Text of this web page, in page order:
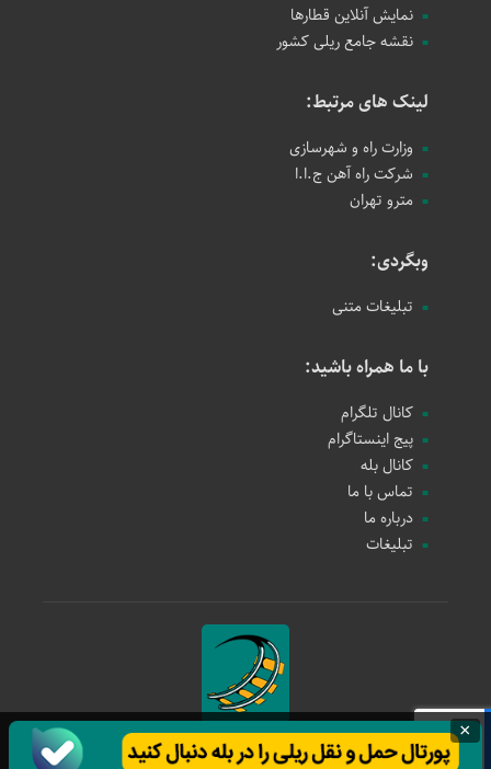
نمایش آنلاین قطارها
نقشه جامع ریلی کشور
لینک های مرتبط:
وزارت راه و شهرسازی
شرکت راه آهن ج.ا.ا
مترو تهران
وبگردی:
تبلیغات متنی
با ما همراه باشید:
کانال تلگرام
پیج اینستاگرام
کانال بله
تماس با ما
درباره ما
تبلیغات
حمل و نقل ریلی
×